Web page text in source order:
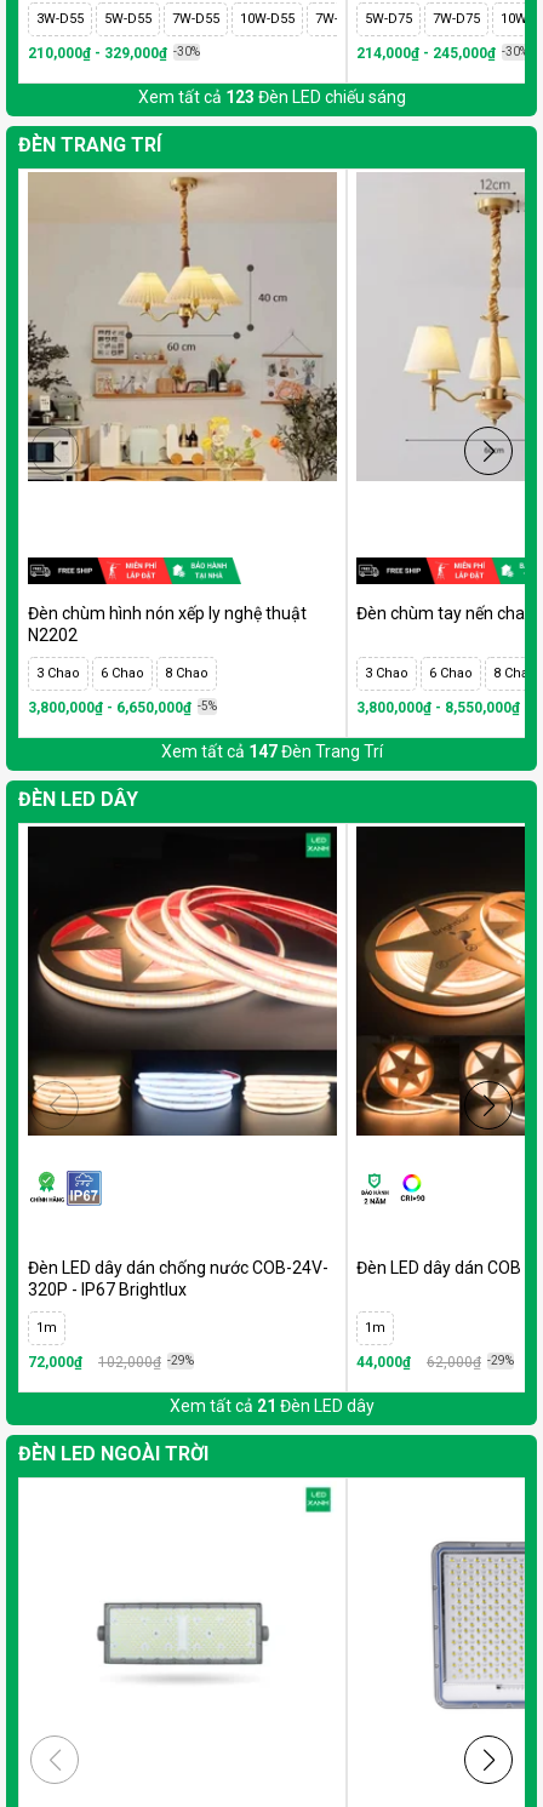
3W-D55 5W-D55 7W-D55 10W-D55 7W-D75 10W-D75 12W-D75
210,000₫ - 329,000₫ -30%
5W-D75 7W-D75 10W-
214,000₫ - 245,000₫ -30%
Xem tất cả 123 Đèn LED chiếu sáng
ĐÈN TRANG TRÍ
Đèn chùm hình nón xếp ly nghệ thuật
N2202
3 Chao 6 Chao 8 Chao
3,800,000₫ - 6,650,000₫ -5%
Đèn chùm tay nến chao
3 Chao 6 Chao 8 Chao
3,800,000₫ - 8,550,000₫
Xem tất cả 147Đèn Trang Trí
ĐÈN LED DÂY
Đèn LED dây dán chống nước COB-24V-
320P - IP67 Brightlux
1m
72,000₫ 102,000₫ -29%
Đèn LED dây dán COB
1m
44,000₫ 62,000₫ -29%
Xem tất cả 21 Đèn LED dây
ĐÈN LED NGOÀI TRỜI